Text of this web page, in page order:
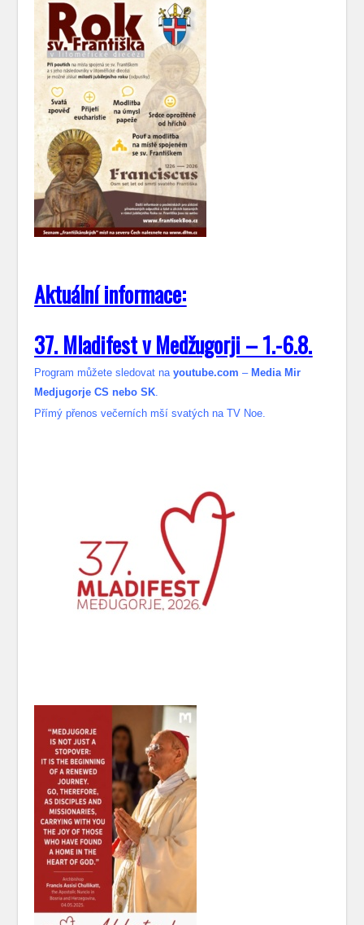
Aktuální informace:
37. Mladifest v Medžugorji – 1.-6.8.
Program můžete sledovat nayoutube.com – Media Mir
Medjugorje CS nebo SK.
Přímý přenos večerních mší svatých na TV Noe.